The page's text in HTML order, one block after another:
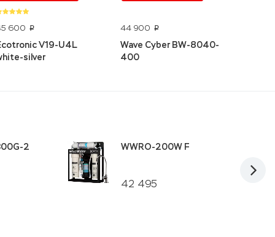
600 p
V19-U4L
silver
44 900 p
Wave Cyber BW-8040-
400
2
42 495
WWRO-200W F